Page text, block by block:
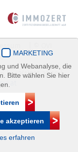
| +43(1)505 32 50 |
MARKETING
und Webanalyse, die
Bitte wählen Sie hier
akzeptieren
erfahren